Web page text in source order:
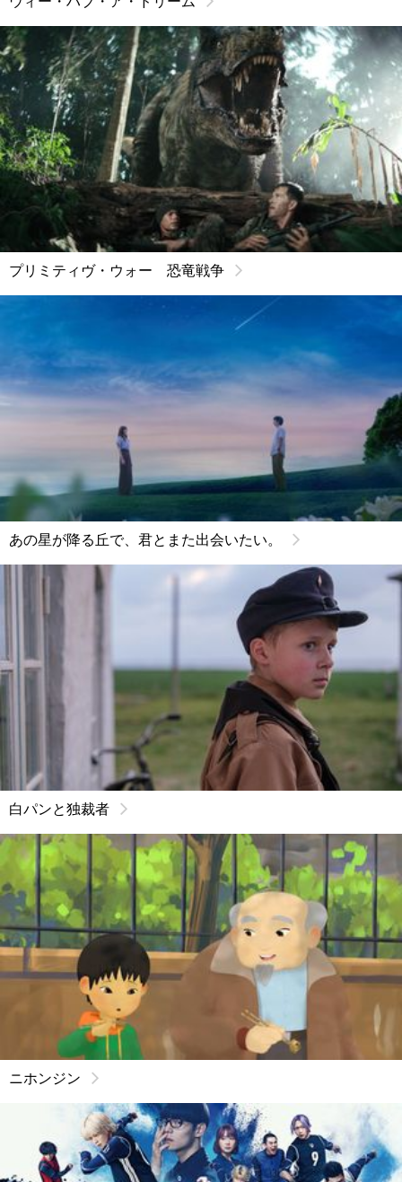
プリミティヴ・ウォー 恐竜戦争
あの星が降る丘で、君とまた出会いたい。
白パンと独裁者
ニホンジン